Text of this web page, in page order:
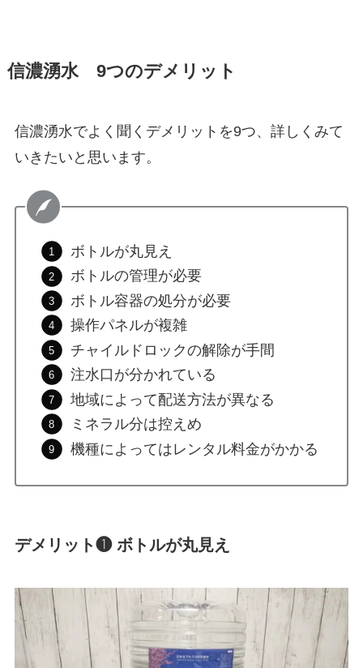
信濃湧水 9つのデメリット
信濃湧水でよく聞くデメリットを9つ、詳しくみて
いきたいと思います。
ボトルが丸見え
ボトルの管理が必要
ボトル容器の処分が必要
操作パネルが複雑
チャイルドロックの解除が手間
注水口が分かれている
地域によって配送方法が異なる
ミネラル分は控えめ
機種によってはレンタル料金がかかる
デメリット❶ ボトルが丸見え